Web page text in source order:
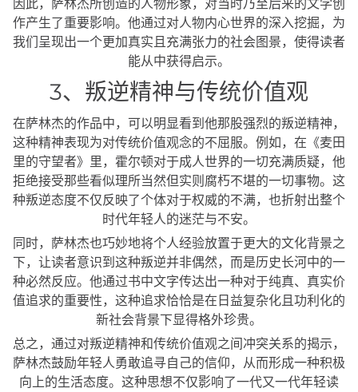
作产生了重要影响。他通过对人物内心世界的深入挖掘，为
我们呈现出一个更加真实且充满张力的社会图景，使得读者
能从中获得启示。
3、叛逆精神与传统价值观
在萨林杰的作品中，可以明显看到他那股强烈的叛逆精神，
这种精神表现为对传统价值观念的不屈服。例如，在《麦田
里的守望者》里，霍尔顿对于成人世界的一切充满质疑，他
拒绝接受那些看似理所当然但实则腐朽不堪的一切事物。这
种叛逆态度不仅反映了个体对于权威的不满，也折射出整个
时代年轻人的迷茫与不安。
同时，萨林杰也巧妙地将个人经验放置于更大的文化背景之
下，让读者意识到这种叛逆并非偶然，而是历史长河中的一
种必然反应。他通过书中文字传达出一种对于纯真、真实价
值追求的重要性，这种追求恰恰是在日益复杂化且功利化的
新社会背景下显得格外珍贵。
总之，通过对叛逆精神和传统价值观之间冲突关系的揭示，
萨林杰鼓励年轻人勇敢追寻自己的信仰，从而形成一种积极
向上的生活态度。这种思想不仅影响了一代又一代年轻读